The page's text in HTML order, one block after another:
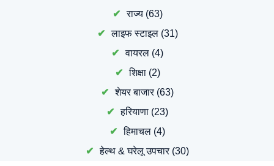
राज्य(63)
लाइफ स्टाइल(31)
वायरल (4)
शिक्षा(2)
शेयर बाजार(63)
हरियाणा (23)
हिमाचल (4)
हेल्थ & घरेलू उपचार(30)